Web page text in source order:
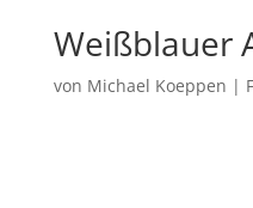
Weißblauer
von Michael Koeppen |